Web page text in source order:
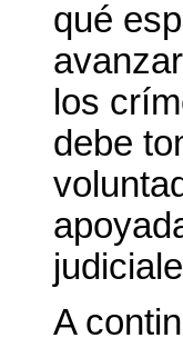
qué
los
debe
A